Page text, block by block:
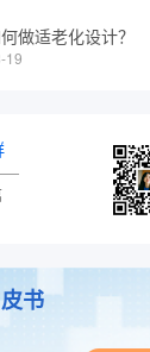
做适老化设计？
19
书